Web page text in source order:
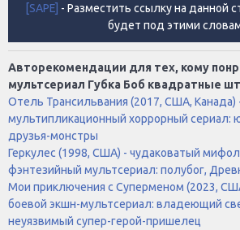
[SAPE] - Разместить ссылку на данной
будет под этими
Авторекомендации для тех, кому
мультсериал Губка Боб квадратные
Отель Трансильвания (2017, США, Канада)
мультипликационный хоррорный сериал:
друзья-монстры
Геркулес (1998, США) - чудаковатый
фэнтезийный мультсериал: полубог,
Мои приключения с Суперменом (2023,
боевой экшн-мультсериал: владеющий
неуязвимый супер-герой-пришелец